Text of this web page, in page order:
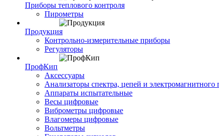
Приборы теплового контроля
Пирометры
Продукция
Контрольно-измерительные приборы
Регуляторы
ПрофКип
Аксессуары
Анализаторы спектра, цепей и электромагнитного
Аппараты испытательные
Весы цифровые
Виброметры цифровые
Влагомеры цифровые
Вольтметры